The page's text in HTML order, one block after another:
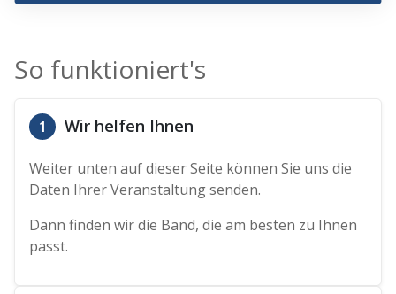
So funktioniert's
1 Wir helfen Ihnen
Weiter unten auf dieser Seite können Sie uns die
Daten Ihrer Veranstaltung senden.
Dann finden wir die Band, die am besten zu Ihnen
passt.